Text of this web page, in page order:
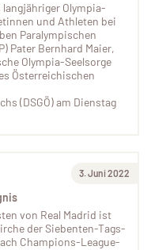
3. Juni 2022
von Real Madrid ist
der Siebenten-Tags-
Champions-League-
Olympia-
und Athleten bei
Paralympischen
Pater Bernhard Maier,
Olympia-Seelsorge
Österreichischen
(DSGÖ) am Dienstag